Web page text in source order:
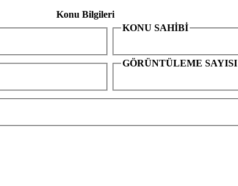
Konu Bilgileri
KONU SAHİBİ
GÖRÜNTÜLEME SAYISI